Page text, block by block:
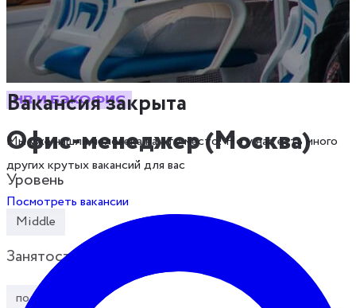
Вакансия закрыта
Мы уже нашли человека на это место! Но у нас есть много
других крутых вакансий для вас
Посмотреть вакансии
HR И БЭКОФИС
Офис-менеджер (Москва)
Уровень
Middle
Занятость
полная